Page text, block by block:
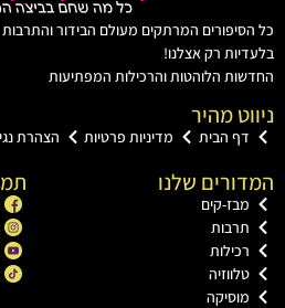
המרתקים מעולם הבידור והתרבות
רק אצלנו!
הלוהטות והרכילות המפתיעות
מהיר
הבית מדיניות פרטיות הצהרת נגישות
שלנו
קים
תמצאו
פייסבוק
יוטיוב
טיקטוק